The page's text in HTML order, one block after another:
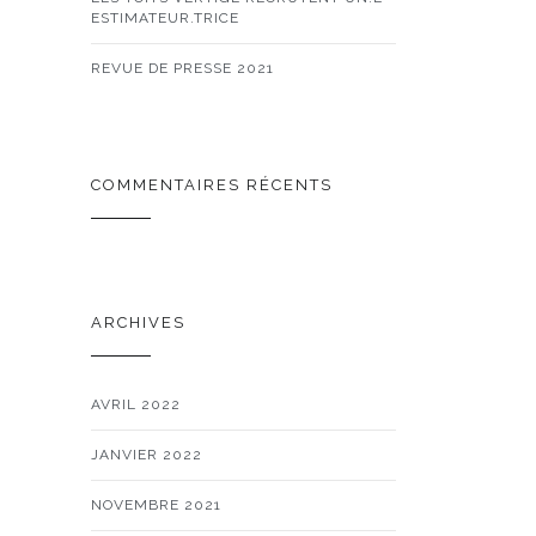
ESTIMATEUR.TRICE
REVUE DE PRESSE 2021
COMMENTAIRES RÉCENTS
ARCHIVES
AVRIL 2022
JANVIER 2022
NOVEMBRE 2021